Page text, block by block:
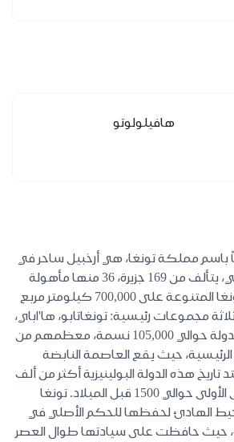
هافيلولوتو
باسم مملكة تونغا، هي أرخبيل ساحر في
المحيط الهادئ الجنوبي، يتألف من 169 جزيرة، 36 منها مأهولة
بالسكان. تتوزع جزر تونغا المتنوعة على 700,000 كيلومتر مربع
مجموعات رئيسية: تونغاتابو، ها'اباي،
وفافا'و. تبلغ سكان الدولة حوالي 105,000 نسمة، معظمهم من
حيث يقع العاصمة النابضة
تاريخ هذه الدولة البولينيزية أكثر من ألف
سنة، حيث وصل الناس الأولى حوالي 1500 قبل الميلاد. تونغا
الهادئ لحفظها للحكم الأصلي في
حيث حافظت على سيادتها طوال العصر